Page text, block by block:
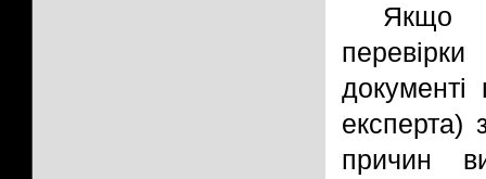
Якщо
документі
експерта)
причин